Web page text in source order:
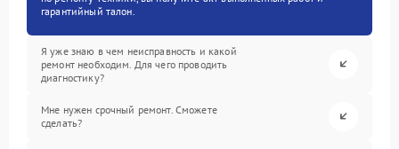
гарантийный талон.
Я уже знаю в чем неисправность и какой
ремонт необходим. Для чего проводить
диагностику?
Мне нужен срочный ремонт. Сможете
сделать?